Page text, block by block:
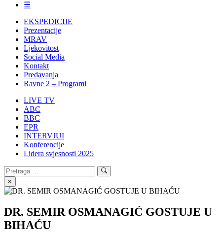
☰
EKSPEDICIJE
Prezentacije
MRAV
Ljekovitost
Social Media
Kontakt
Predavanja
Ravne 2 – Programi
LIVE TV
ABC
BBC
EPR
INTERVJUI
Konferencije
Lidera svjesnosti 2025
Search
for:
Search
×
DR. SEMIR OSMANAGIĆ GOSTUJE U
BIHAĆU